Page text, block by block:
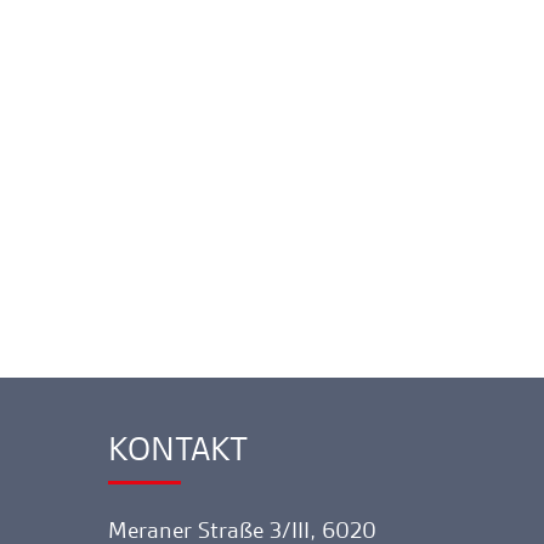
Ankerlink
KONTAKT
Meraner Straße 3/III, 6020